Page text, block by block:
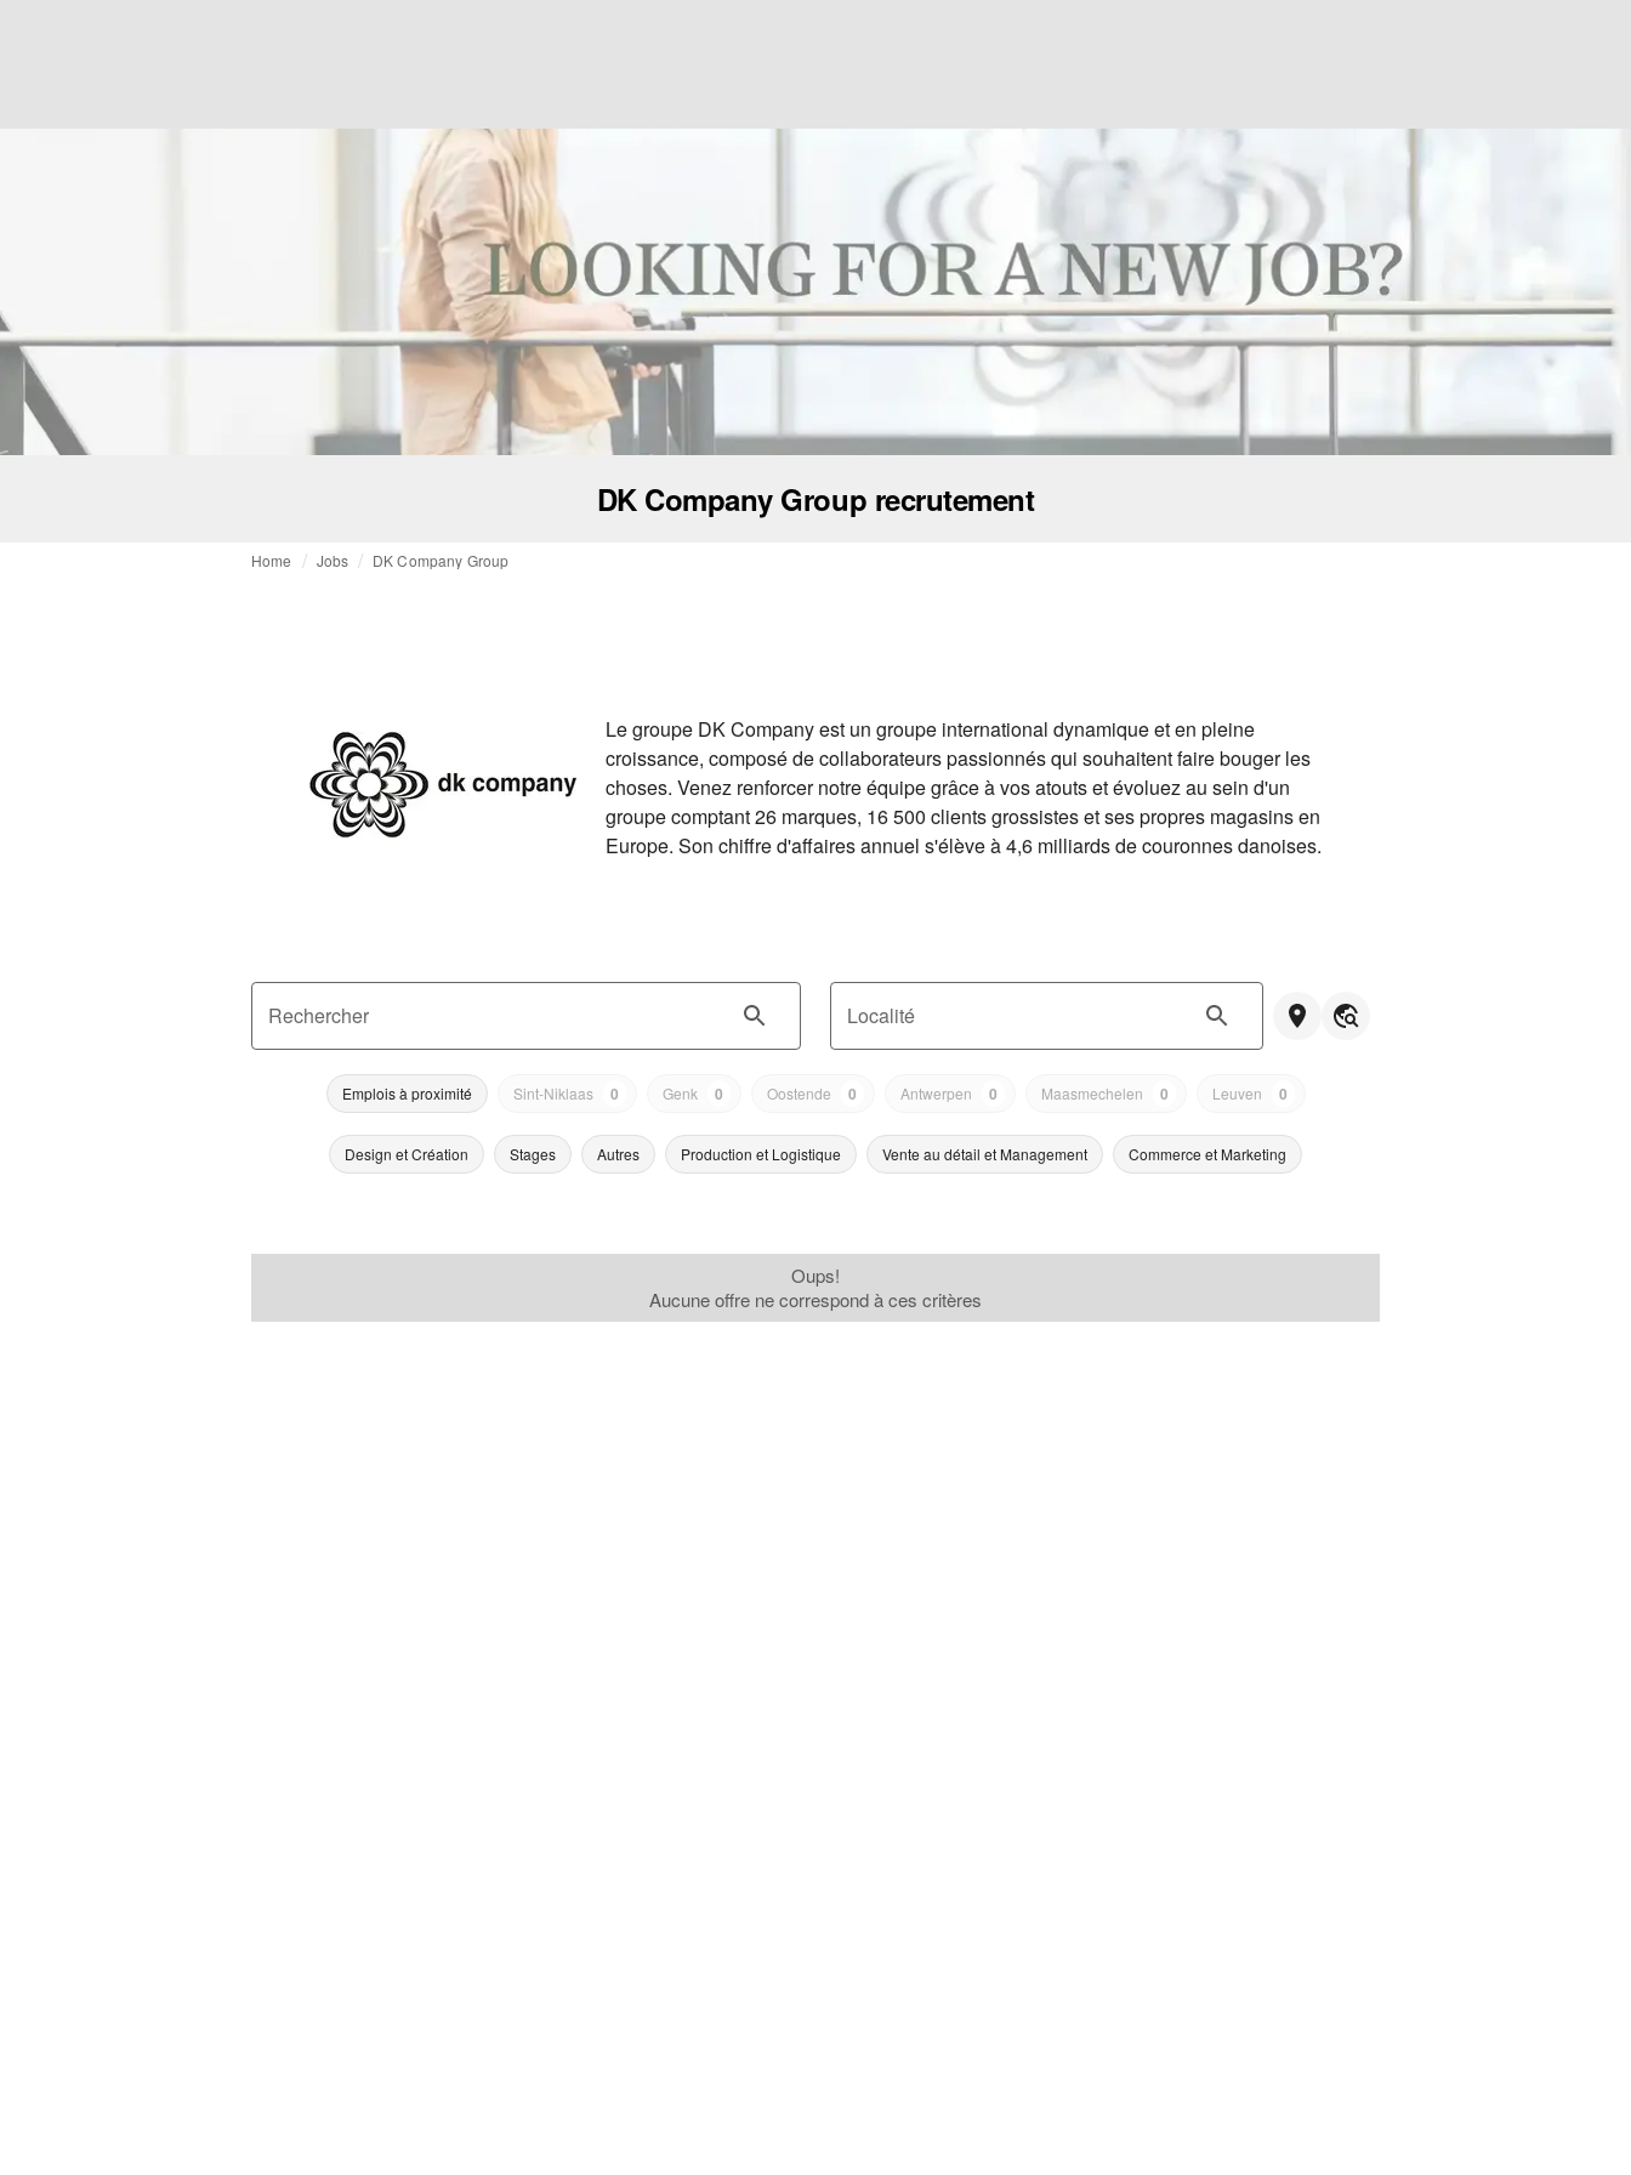
DK Company Group recrutement
Home Jobs DK Company Group
Le groupe DK Company est un groupe international dynamique et en pleine
croissance, composé de collaborateurs passionnés qui souhaitent faire bouger les
choses. Venez renforcer notre équipe grâce à vos atouts et évoluez au sein d'un
groupe comptant 26 marques, 16 500 clients grossistes et ses propres magasins en
Europe. Son chiffre d'affaires annuel s'élève à 4,6 milliards de couronnes danoises.
Rechercher Localité
Emplois à proximité Sint-Niklaas 0 Genk 0 Oostende 0 Antwerpen 0 Maasmechelen 0 Leuven 0
Design et Création Stages Autres Production et Logistique Vente au détail et Management Commerce et Marketing
Oups!
Aucune offre ne correspond à ces critères